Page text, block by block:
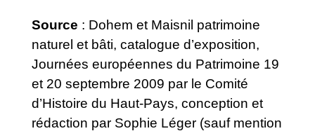
Source : Dohem et Maisnil patrimoine
naturel et bâti, catalogue d’exposition,
Journées européennes du Patrimoine 19
et 20 septembre 2009 par le Comité
d’Histoire du Haut-Pays, conception et
rédaction par Sophie Léger (sauf mention